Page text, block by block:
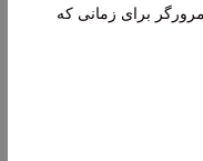
برای زمانی که